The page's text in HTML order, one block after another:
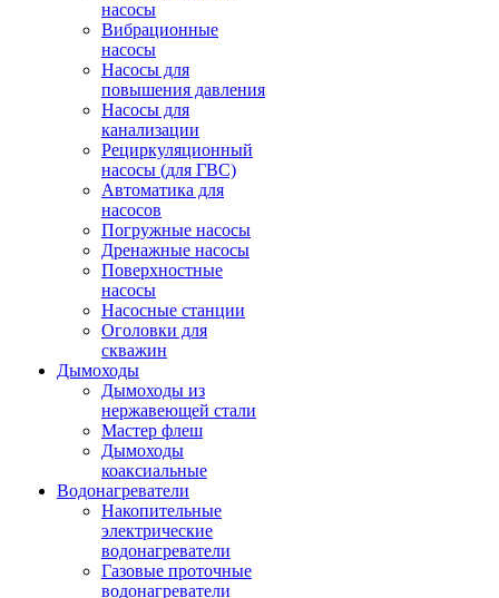
насосы
Вибрационные
насосы
Насосы для
повышения давления
Насосы для
канализации
Рециркуляционный
насосы (для ГВС)
Автоматика для
насосов
Погружные насосы
Дренажные насосы
Поверхностные
насосы
Насосные станции
Оголовки для
скважин
Дымоходы
Дымоходы из
нержавеющей стали
Мастер флеш
Дымоходы
коаксиальные
Водонагреватели
Накопительные
электрические
водонагреватели
Газовые проточные
водонагреватели